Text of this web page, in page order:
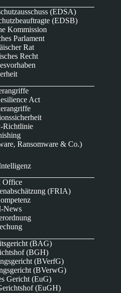
(EDSA)
(EDSB)
Kommission
Parlament
Rat
Recht
Act
Richtlinie
Ransomware & Co.)
Office
(FRIA)
News
(BAG)
(BGH)
(BVerfG)
(BVerwG)
Gericht (EuG)
(EuGH)